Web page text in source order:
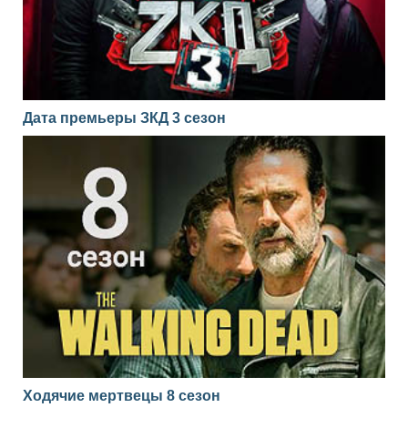
Дата премьеры ЗКД 3 сезон
Ходячие мертвецы 8 сезон